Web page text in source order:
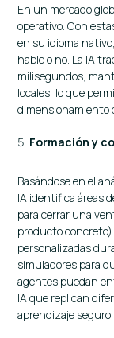
En un mercado
operativo. Con
en su idioma
hable o no. La IA
milisegundos,
locales, lo que
dimensionamiento
Formación y
Basándose en el
IA identifica áreas
para cerrar una
producto
personalizadas
simuladores para
agentes puedan
IA que replican
aprendizaje seguro